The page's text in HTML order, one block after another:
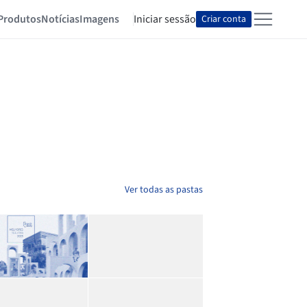
NotíciasImagens Iniciar sessão Criar conta
Ver todas as pastas